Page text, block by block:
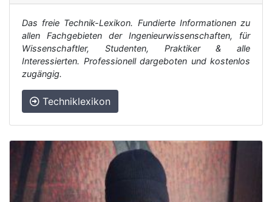
Das freie Technik-Lexikon. Fundierte Informationen zu
allen Fachgebieten der Ingenieurwissenschaften, für
Wissenschaftler, Studenten, Praktiker & alle
Interessierten. Professionell dargeboten und kostenlos
zugängig.
Techniklexikon